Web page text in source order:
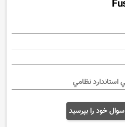
سوال خود را بپرسید